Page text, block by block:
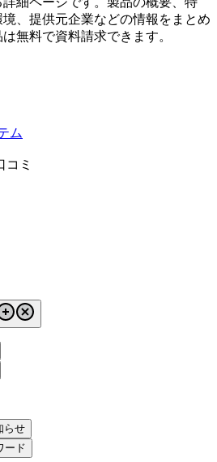
、提供元企業などの情報をまとめ
無料で資料請求できます。
ム
コミ
らせ
ード